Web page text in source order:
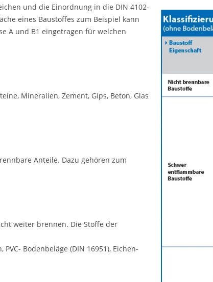
und die Einordnung in die DIN 4102-
eines Baustoffes zum Beispiel kann
A und B1 eingetragen für welchen
Mineralien, Zement, Gips, Beton, Glas
Anteile. Dazu gehören zum
weiter brennen. Die Stoffe der
Bodenbeläge (DIN 16951), Eichen-